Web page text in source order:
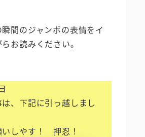
間のジャンボの表情をイ
お読みください。
、下記に引っ越しまし
いしやす！ 押忍︎！